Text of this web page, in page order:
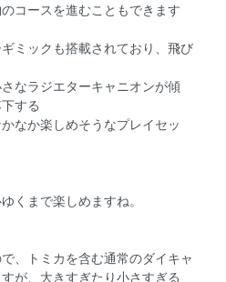
コースを進むこともできます
ミックも搭載されており、飛び
なラジエターキャニオンが傾
する
なか楽しめそうなプレイセッ
くまで楽しめますね。
、トミカを含む通常のダイキャ
が、大きすぎたり小さすぎる